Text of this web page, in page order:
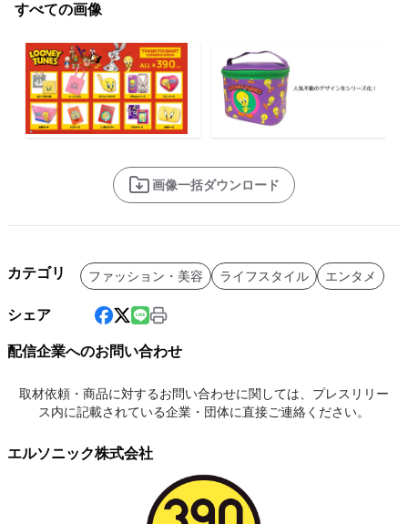
すべての画像
画像一括ダウンロード
カテゴリ ファッション・美容 ライフスタイル エンタメ
シェア
配信企業へのお問い合わせ
取材依頼・商品に対するお問い合わせに関しては、プレスリリー
ス内に記載されている企業・団体に直接ご連絡ください。
エルソニック株式会社